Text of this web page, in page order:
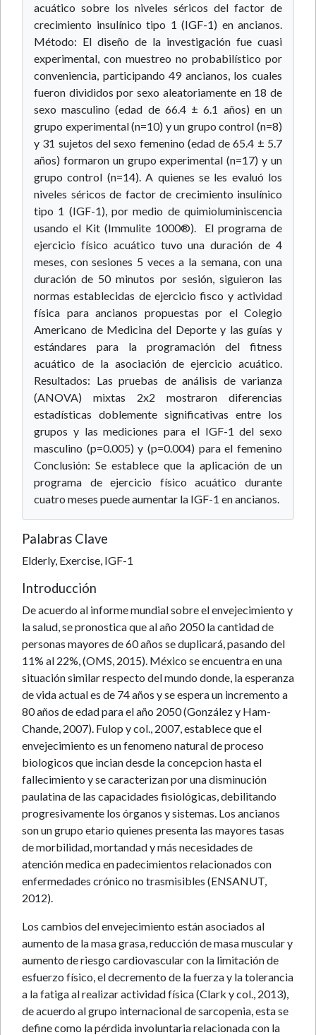
acuático sobre los niveles séricos del factor de
crecimiento insulínico tipo 1 (IGF-1) en ancianos.
Método: El diseño de la investigación fue cuasi
experimental, con muestreo no probabilístico por
conveniencia, participando 49 ancianos, los cuales
fueron divididos por sexo aleatoriamente en 18 de
sexo masculino (edad de 66.4 ± 6.1 años) en un
grupo experimental (n=10) y un grupo control (n=8)
y 31 sujetos del sexo femenino (edad de 65.4 ± 5.7
años) formaron un grupo experimental (n=17) y un
grupo control (n=14). A quienes se les evaluó los
niveles séricos de factor de crecimiento insulínico
tipo 1 (IGF-1), por medio de quimioluminiscencia
usando el Kit (Immulite 1000®). El programa de
ejercicio físico acuático tuvo una duración de 4
meses, con sesiones 5 veces a la semana, con una
duración de 50 minutos por sesión, siguieron las
normas establecidas de ejercicio fisco y actividad
física para ancianos propuestas por el Colegio
Americano de Medicina del Deporte y las guías y
estándares para la programación del fitness
acuático de la asociación de ejercicio acuático.
Resultados: Las pruebas de análisis de varianza
(ANOVA) mixtas 2x2 mostraron diferencias
estadísticas doblemente significativas entre los
grupos y las mediciones para el IGF-1 del sexo
masculino (p=0.005) y (p=0.004) para el femenino
Conclusión: Se establece que la aplicación de un
programa de ejercicio físico acuático durante
cuatro meses puede aumentar la IGF-1 en ancianos.
Palabras Clave
Elderly, Exercise, IGF-1
Introducción
De acuerdo al informe mundial sobre el envejecimiento y
la salud, se pronostica que al año 2050 la cantidad de
personas mayores de 60 años se duplicará, pasando del
11% al 22%, (OMS, 2015). México se encuentra en una
situación similar respecto del mundo donde, la esperanza
de vida actual es de 74 años y se espera un incremento a
80 años de edad para el año 2050 (González y Ham-
Chande, 2007). Fulop y col., 2007, establece que el
envejecimiento es un fenomeno natural de proceso
biologicos que incian desde la concepcion hasta el
fallecimiento y se caracterizan por una disminución
paulatina de las capacidades fisiológicas, debilitando
progresivamente los órganos y sistemas. Los ancianos
son un grupo etario quienes presenta las mayores tasas
de morbilidad, mortandad y más necesidades de
atención medica en padecimientos relacionados con
enfermedades crónico no trasmisibles (ENSANUT,
2012).
Los cambios del envejecimiento están asociados al
aumento de la masa grasa, reducción de masa muscular y
aumento de riesgo cardiovascular con la limitación de
esfuerzo físico, el decremento de la fuerza y la tolerancia
a la fatiga al realizar actividad física (Clark y col., 2013),
de acuerdo al grupo internacional de sarcopenia, esta se
define como la pérdida involuntaria relacionada con la